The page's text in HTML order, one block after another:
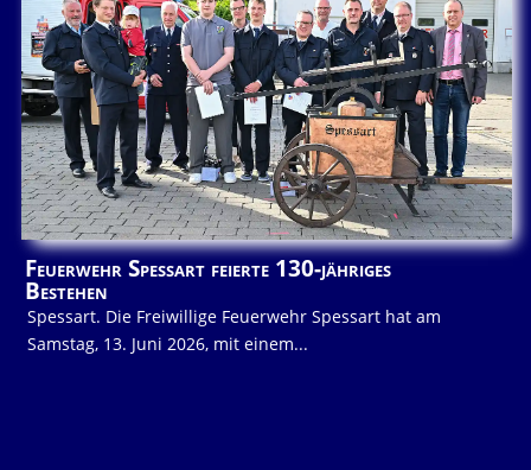
Feuerwehr Spessart feierte 130-jähriges
Bestehen
Spessart. Die Freiwillige Feuerwehr Spessart hat am
Samstag, 13. Juni 2026, mit einem...